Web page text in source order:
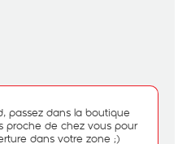
passez dans la boutique
proche de chez vous pour
dans votre zone ;)